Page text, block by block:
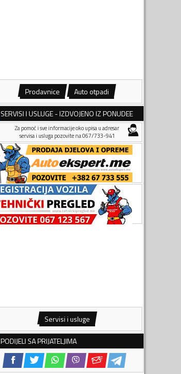
Prodavnice Auto otpadi
SERVISI I USLUGE - IZDVOJENO IZ PONUDEE
Za pomoć i sve informacije oko upisa u adresar
servisa i usluga pozovite na 067/733-941
Servisi i usluge
PODIJELI SA PRIJATELJIMA